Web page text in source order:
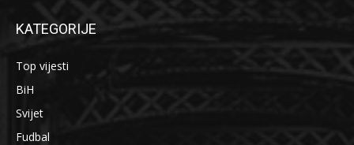
KATEGORIJE
Top vijesti
BiH
Svijet
Fudbal